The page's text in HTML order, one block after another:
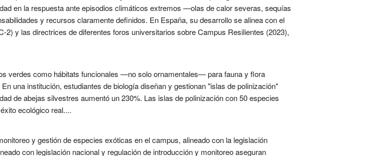
en la respuesta ante episodios climáticos extremos —olas de calor severas, sequías
y recursos claramente definidos. En España, su desarrollo se alinea con el
2) y las directrices de diferentes foros universitarios sobre Campus Resilientes (2023),
verdes como hábitats funcionales —no solo ornamentales— para fauna y flora
una institución, estudiantes de biología diseñan y gestionan "islas de polinización"
de abejas silvestres aumentó un 230%. Las islas de polinización con 50 especies
ecológico real....
y gestión de especies exóticas en el campus, alineado con la legislación
con legislación nacional y regulación de introducción y monitoreo aseguran